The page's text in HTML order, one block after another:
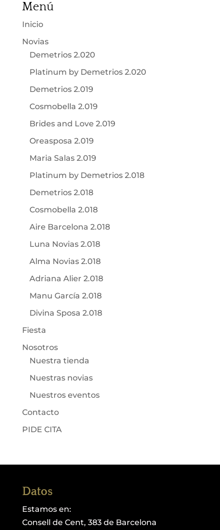
Menú
Inicio
Novias
Demetrios 2.020
Platinum by Demetrios 2.020
Demetrios 2.019
Cosmobella 2.019
Brides and Love 2.019
Oreasposa 2.019
Maria Salas 2.019
Platinum by Demetrios 2.018
Demetrios 2.018
Cosmobella 2.018
Aire Barcelona 2.018
Luna Novias 2.018
Alma Novias 2.018
Adriana Alier 2.018
Manu García 2.018
Divina Sposa 2.018
Fiesta
Nosotros
Nuestra tienda
Nuestras novias
Nuestros eventos
Contacto
PIDE CITA
Datos
Estamos en:
Consell de Cent, 383 de Barcelona